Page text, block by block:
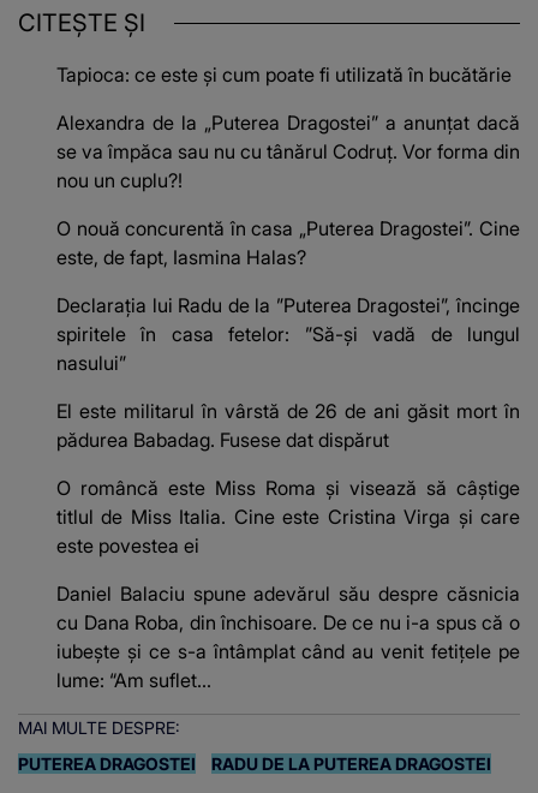
CITEȘTE ȘI
Tapioca: ce este și cum poate fi utilizată în bucătărie
Alexandra de la „Puterea Dragostei” a anunțat dacă
se va împăca sau nu cu tânărul Codruț. Vor forma din
nou un cuplu?!
O nouă concurentă în casa „Puterea Dragostei”. Cine
este, de fapt, Iasmina Halas?
Declarația lui Radu de la ”Puterea Dragostei”, încinge
spiritele în casa fetelor: ”Să-și vadă de lungul
nasului”
El este militarul în vârstă de 26 de ani găsit mort în
pădurea Babadag. Fusese dat dispărut
O româncă este Miss Roma și visează să câștige
titlul de Miss Italia. Cine este Cristina Virga și care
este povestea ei
Daniel Balaciu spune adevărul său despre căsnicia
cu Dana Roba, din închisoare. De ce nu i-a spus că o
iubește și ce s-a întâmplat când au venit fetițele pe
lume: “Am suflet...
MAI MULTE DESPRE:
PUTEREA DRAGOSTEI
RADU DE LA PUTEREA DRAGOSTEI